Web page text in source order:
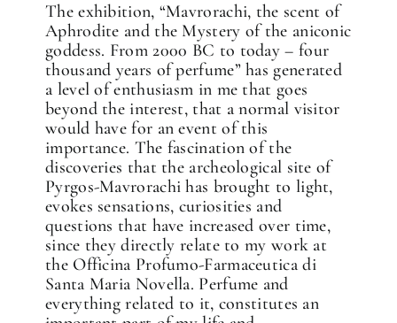
The exhibition, “Mavrorachi, the scent of
Aphrodite and the Mystery of the aniconic
goddess. From 2000 BC to today – four
thousand years of perfume” has generated
a level of enthusiasm in me that goes
beyond the interest, that a normal visitor
would have for an event of this
importance. The fascination of the
discoveries that the archeological site of
Pyrgos-Mavrorachi has brought to light,
evokes sensations, curiosities and
questions that have increased over time,
since they directly relate to my work at
the Officina Profumo-Farmaceutica di
Santa Maria Novella. Perfume and
everything related to it, constitutes an